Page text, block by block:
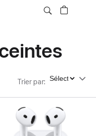
Trier par: Trier par